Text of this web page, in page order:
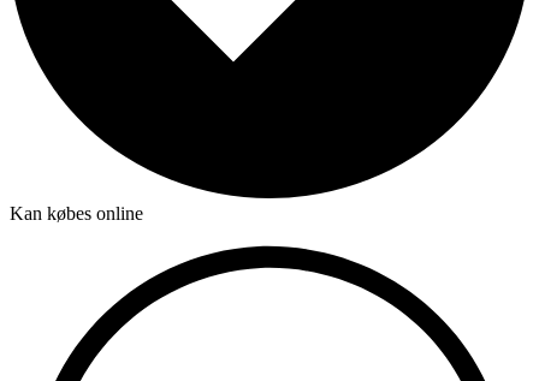
Kan købes online